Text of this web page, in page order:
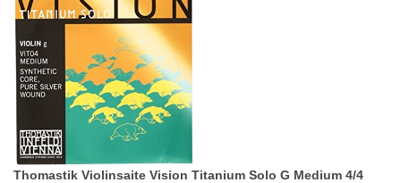
Thomastik Violinsaite Vision Titanium Solo G Medium 4/4